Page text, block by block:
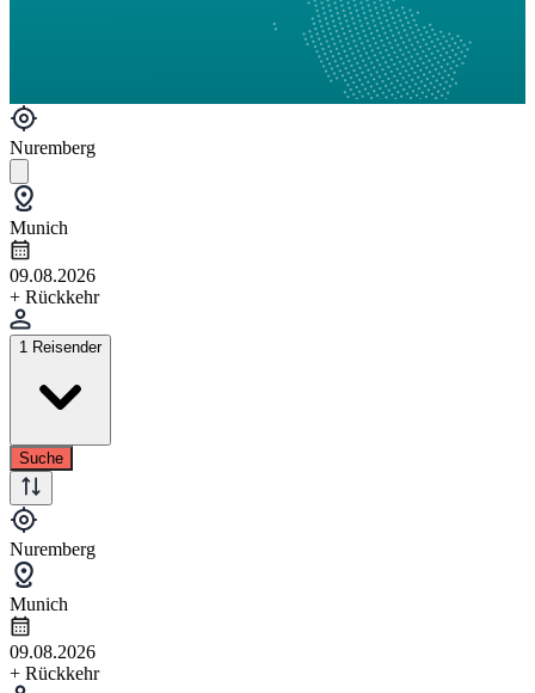
Nuremberg
Munich
09.08.2026
+ Rückkehr
1 Reisender
Suche
Nuremberg
Munich
09.08.2026
+ Rückkehr